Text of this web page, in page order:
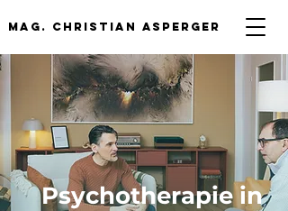
mag. Christian asperger
Psychotherapie in